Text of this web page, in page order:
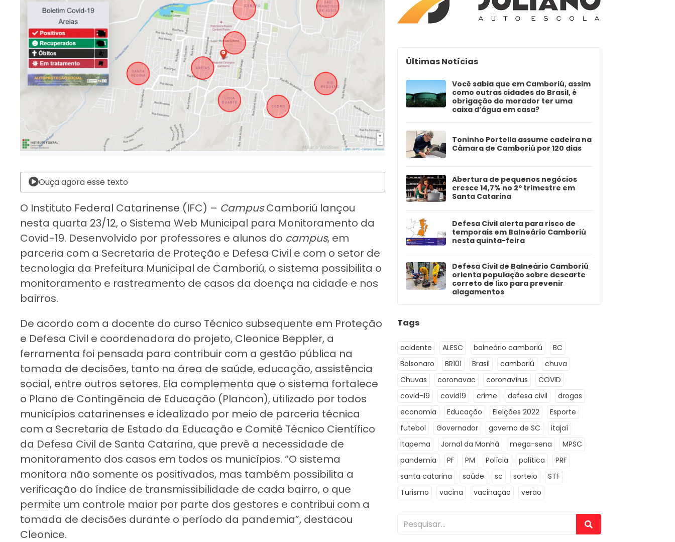
Ouça agora esse texto
O Instituto Federal Catarinense (IFC) – CampusCamboriú lançou
nesta quarta 23/12, o Sistema Web Municipal para Monitoramento da
Covid-19. Desenvolvido por professores e alunos do campus, em
parceria com a Secretaria de Proteção e Defesa Civil e com o setor de
tecnologia da Prefeitura Municipal de Camboriú, o sistema possibilita o
monitoramento e rastreamento de casos da doença na cidade e nos
bairros.
De acordo com a docente do curso Técnico subsequente em Proteção
e Defesa Civil e coordenadora do projeto, Cleonice Beppler, a
ferramenta foi pensada para contribuir com a gestão pública na
tomada de decisões, tanto na área de saúde, educação, assistência
social, entre outros setores. Ela complementa que o sistema fortalece
o Plano de Contingência de Educação (Plancon), utilizado por todos
municípios catarinenses e idealizado por meio de parceria técnica
com a Secretaria de Estado da Educação e Comitê Técnico Científico
da Defesa Civil de Santa Catarina, que prevê a necessidade de
monitoramento dos casos em todos os municípios. “O sistema
monitora não somente os positivados, mas também possibilita a
verificação do índice de transmissibilidade de cada bairro, o que
permite um controle maior por parte dos gestores e contribui com a
tomada de decisões durante o período da pandemia”, destacou
Cleonice.
Últimas Notícias
Você sabia que em Camboriú, assim
como outras cidades do Brasil, é
obrigação do morador ter uma
caixa d’água em casa?
Toninho Portella assume cadeira na
Câmara de Camboriú por 120 dias
Abertura de pequenos negócios
cresce 14,7% no 2º trimestre em
Santa Catarina
Defesa Civil alerta para risco de
temporais em Balneário Camboriú
nesta quinta-feira
Defesa Civil de Balneário Camboriú
orienta população sobre descarte
correto de lixo para prevenir
alagamentos
Tags
acidente ALESC balneário camboriú
BC
Bolsonaro
BR101 Brasil camboriú
chuva
Chuvas
coronavac coronavírus
COVID
covid-19
covid19 crime defesa civil
drogas
economia
Educação Eleições 2022
Esporte
futebol
Governador governo de SC
itajaí
Itapema
Jornal da Manhã mega-sena
MPSC
pandemia
PF PM Polícia política
PRF
santa catarina
saúde sc sorteio
STF
Turismo
vacina vacinação verão